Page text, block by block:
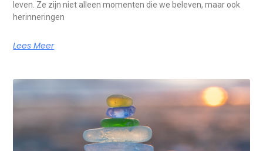
leven. Ze zijn niet alleen momenten die we beleven, maar ook
herinneringen
Lees Meer